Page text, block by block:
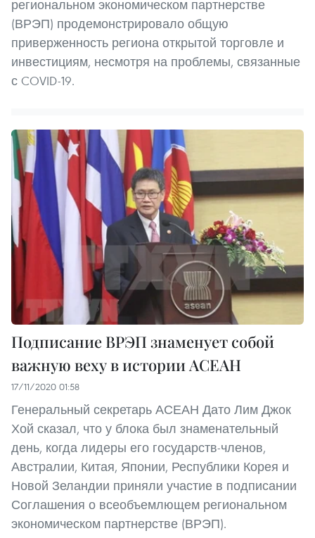
региональном экономическом партнерстве
(ВРЭП) продемонстрировало общую
приверженность региона открытой торговле и
инвестициям, несмотря на проблемы, связанные
с COVID-19.
Подписание ВРЭП знаменует собой
важную веху в истории АСЕАН
17/11/2020 01:58
Генеральный секретарь АСЕАН Дато Лим Джок
Хой сказал, что у блока был знаменательный
день, когда лидеры его государств-членов,
Австралии, Китая, Японии, Республики Корея и
Новой Зеландии приняли участие в подписании
Соглашения о всеобъемлющем региональном
экономическом партнерстве (ВРЭП).